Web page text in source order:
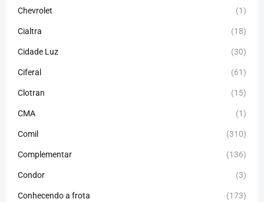
Chevrolet (1)
Cialtra (18)
Cidade Luz (30)
Ciferal (61)
Clotran (15)
CMA (1)
Comil (310)
Complementar (136)
Condor (3)
Conhecendo a frota (173)